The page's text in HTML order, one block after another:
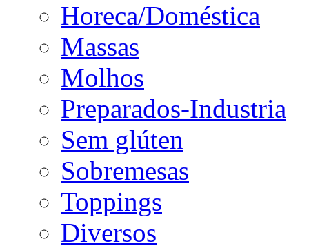
Horeca/Doméstica
Massas
Molhos
Preparados-Industria
Sem glúten
Sobremesas
Toppings
Diversos